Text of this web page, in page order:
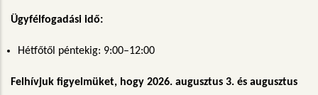
Ügyfélfogadási idő:
Hétfőtől péntekig: 9:00–12:00
Felhívjuk figyelmüket, hogy 2026. augusztus 3. és augusztus